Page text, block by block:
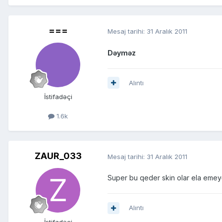
===
İstifadəçi
1.6k
Mesaj tarihi: 31 Aralık 2011
Dəyməz
Alıntı
ZAUR_033 Mesaj tarihi: 31 Aralık 2011
Super bu qeder skin olar ela
Alıntı